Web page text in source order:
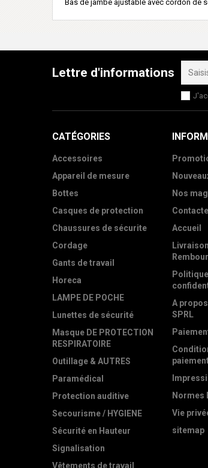
Bas de jambe ajustable avec cordon de
Lettre d'informations
CATÉGORIES
Accessoires
Appareil de mesure
Bottes
Casques de protection
Chaussures de sécurite
Cordage
Gants de travail
Horeca
LAMPE DE POCHE
Lunettes de sécurité
Masque DE PROTECTION
RESPIRATOIRE
Outillage & AUTRES
Paramédical
Protection auditive
Secourisme / HYGIENE
Sécurité en Hauteur
Signalisation
Vêtements de travail
Nos
Accueil
A
SPRL
Normes
Vie
sitemap